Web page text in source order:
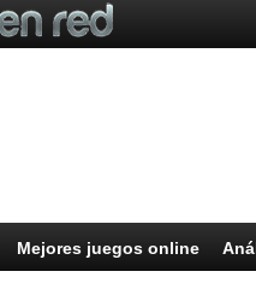
Mejores juegos online